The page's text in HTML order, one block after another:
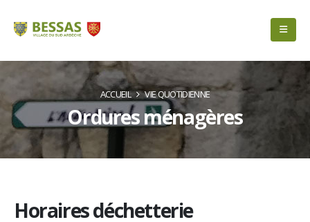
ACCUEIL VIE QUOTIDIENNE
Ordures ménagères
Horaires déchetterie